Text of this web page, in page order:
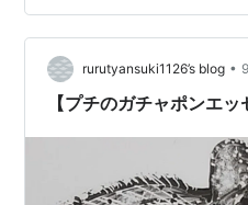
き方の選択は、将来の資産
ます。以下は、大学卒の標
400万円スタート）における
働き方別・生涯獲得経済ア
rurutyansuki1126’s blog •
【プチのガチャポンエ